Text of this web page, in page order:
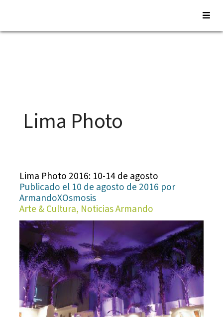
Saltar
Lima Photo
Lima Photo 2016: 10-14 de agosto
Publicado el 10 de agosto de 2016 por
ArmandoXOsmosis
Arte & Cultura, Noticias Armando